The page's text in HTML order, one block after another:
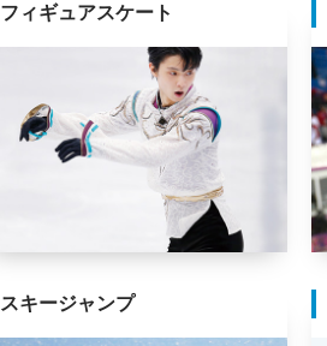
フィギュアスケート
スキージャンプ